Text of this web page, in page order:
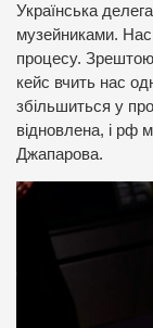
Українська
музейниками. Нас
процесу.
кейс вчить нас
збільшиться у
відновлена, і рф
Джапарова.